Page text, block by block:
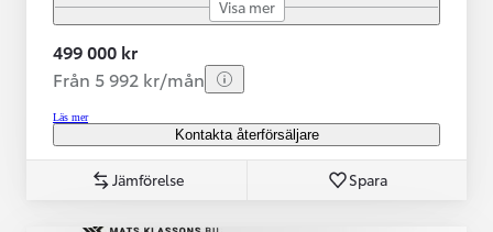
Visa mer
499 000 kr
Från 5 992 kr/mån
Läs mer
Kontakta återförsäljare
Jämförelse Spara